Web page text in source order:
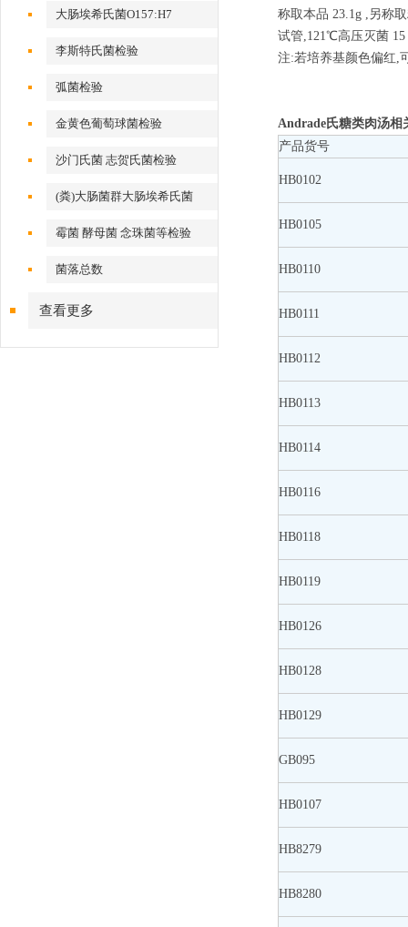
大肠埃希氏菌O157:H7
李斯特氏菌检验
弧菌检验
金黄色葡萄球菌检验
沙门氏菌 志贺氏菌检验
(粪)大肠菌群大肠埃希氏菌
霉菌 酵母菌 念珠菌等检验
菌落总数
查看更多
称取本品 23.1g ,另称
试管,121℃高压灭菌
注:若培养基颜色偏红,
Andrade氏糖类肉汤相
产品货号
HB0102
HB0105
HB0110
HB0111
HB0112
HB0113
HB0114
HB0116
HB0118
HB0119
HB0126
HB0128
HB0129
GB095
HB0107
HB8279
HB8280